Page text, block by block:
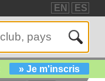
EN ES
» Je m'inscris